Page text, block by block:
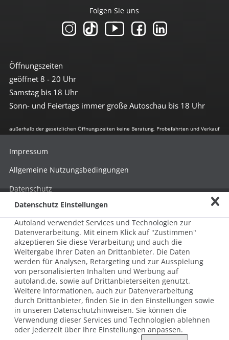
Öffnungszeiten
geöffnet 8 - 20 Uhr
Samstag bis 18 Uhr
Sonn- und Feiertags immer große Autoschau bis 18 Uhr
Folgen Sie uns
außerhalb der gesetzlichen Öffnungszeiten keine Beratung, Probefahrten und Verkauf
© 2026 AUTOLAND 24 SE & Co. Betriebs KG
Werner-von-Siemens-Str. 2, 06796 Brehna, Deutschland
Impressum
Allgemeine Nutzungsbedingungen
Datenschutz
Hinweisgebersystem nach HinSchG
Beschwerde nach LkSG
Grundsatzerklärung zum LkSG
Datenschutz Einstellungen
Autoland verwendet Services und Technologien zur
Datenverarbeitung. Mit einem Klick auf "Zustimmen"
akzeptieren Sie diese Verarbeitung und auch die
Weitergabe Ihrer Daten an Drittanbieter. Die Daten
werden für Analysen, Retargeting und zur Ausspielung
von personalisierten Inhalten und Werbung auf
autoland.de, sowie auf Drittanbieterseiten genutzt.
Weitere Informationen, auch zur Datenverarbeitung
durch Drittanbieter, finden Sie in den Einstellungen sowie
in unseren Datenschutzhinweisen. Sie können die
Verwendung dieser Services und Technologien ablehnen
oder jederzeit über Ihre Einstellungen anpassen.